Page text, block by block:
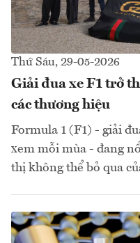
Thứ Sáu, 29-05-2026
Giải đua xe F1 trở
các thương hiệu
Formula 1 (F1) - giải
xem mỗi mùa - đang
thị không thể bỏ qua